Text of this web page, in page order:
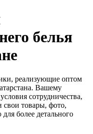
белья
реализующие оптом
Вашему
сотрудничества,
свои товары, фото,
более детального